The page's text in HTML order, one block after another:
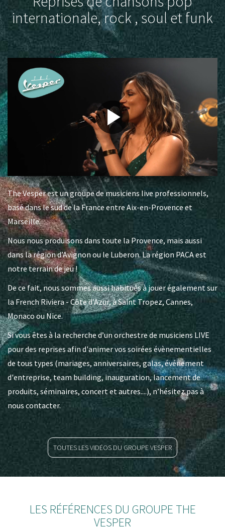
internationale, rock , soul et funk
The Vesper est un groupe de musiciens live professionnels,
basé dans le sud de la France entre Aix-en-Provence et
Marseille.
Nous nous produisons dans toute la Provence, mais aussi
dans la région d’Avignon ou le Luberon. La région PACA est
notre terrain de jeu !
De ce fait, nous sommes aussi habitués à jouer également sur
la French Riviera - Côte d’Azur, à Saint Tropez, Cannes,
Monaco ou Nice.
Si vous êtes à la recherche d’un orchestre de musiciens LIVE
pour des reprises afin d'animer vos soirées évènementielles
de tous types (mariages, anniversaires, galas, événement
d'entreprise, team building, inauguration, lancement de
produits, séminaires, concert et autres....), n’hésitez pas à
nous contacter.
TOUTES LES VIDÉOS DU GROUPE VESPER
LES RÉFÉRENCES DU GROUPE THE
VESPER